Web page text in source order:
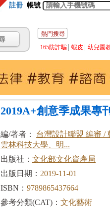
註冊 帳號
熱門搜尋
165防詐騙
蝦皮 幼兒園
2019A+創意季成果專刊
編/著者： 台灣設計聯盟 編審 /
雲林科技大學、明...
出版社： 文化部文化資產局
出版日期： 2019-11-01
ISBN： 9789865437664
參考分類(CAT)： 文化藝術